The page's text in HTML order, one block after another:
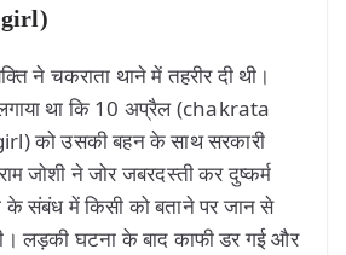
girl)
ने चकराता थाने में तहरीर दी थी।
था कि 10 अप्रैल (chakrata
को उसकी बहन के साथ सरकारी
जोशी ने जोर जबरदस्ती कर दुष्कर्म
के संबंध में किसी को बताने पर जान से
लड़की घटना के बाद काफी डर गई और